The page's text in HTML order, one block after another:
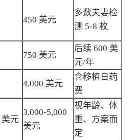
450 美元
多数夫妻检
测 5-8 枚
750 美元
后续 600 美
元/年
4,000 美元
含移植日药
费
美元
3,000-5,000
美元
视年龄、体
重、方案而
定